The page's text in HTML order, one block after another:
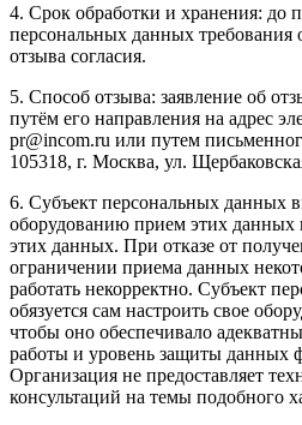
4. Срок обработки и хранения: до
персональных данных требования
отзыва согласия.
5. Способ отзыва: заявление об
путём его направления на адрес
pr@incom.ru или путем
105318, г. Москва, ул.
6. Субъект персональных данных
оборудованию прием этих данных
этих данных. При отказе от
ограничении приема данных
работать некорректно. Субъект
обязуется сам настроить свое
чтобы оно обеспечивало
работы и уровень защиты данных
Организация не предоставляет
консультаций на темы подобного